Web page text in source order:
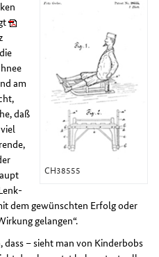
CH38555
am
daß
dem gewünschten Erfolg oder
gelangen“.
– sieht man von Kinderbobs